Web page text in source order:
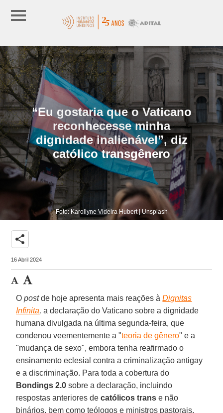
“Eu gostaria que o Vaticano
reconhecesse minha
dignidade inalienável”, diz
católico transgênero
Foto: Karollyne Videira Hubert | Unsplash
share
16 Abril 2024
Opostde hoje apresenta mais reações àDignitas
Infinita, a declaração do Vaticano sobre a dignidade
humana divulgada na última segunda-feira, que
condenou veementemente a "teoria de gênero" e a
"mudança de sexo", embora tenha reafirmado o
ensinamento eclesial contra a criminalização antigay
e a discriminação. Para toda a cobertura do
Bondings 2.0 sobre a declaração, incluindo
respostas anteriores decatólicos trans e não
binários, bem como teólogos e ministros pastorais,